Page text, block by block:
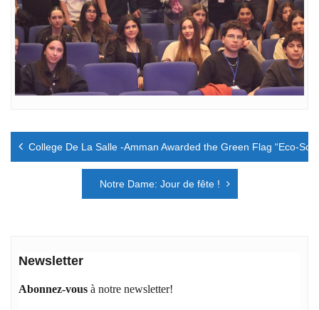
Navigation
College De La Salle -Amman Awarded the Green Flag “Eco-
Notre Dame: Jour de fête !
Newsletter
Abonnez-vous à notre newsletter!